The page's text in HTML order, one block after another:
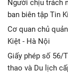
Người chịu trách
ban biên tập Tin
Cơ quan chủ
Kiệt - Hà Nội
Giấy phép số 56/
thao và Du lịch